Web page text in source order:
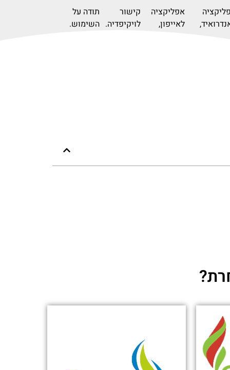
אפליקציה
לאייפון,
קישור
לויקיפדיה.
תודה על
השימוש.